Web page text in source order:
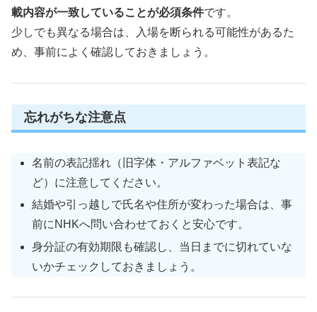
載内容が一致していることが必須条件です。
少しでも異なる場合は、入場を断られる可能性があるた
め、事前によく確認しておきましょう。
忘れがちな注意点
名前の表記揺れ（旧字体・アルファベット表記な
ど）に注意してください。
結婚や引っ越しで氏名や住所が変わった場合は、事
前にNHKへ問い合わせておくと安心です。
身分証の有効期限も確認し、当日までに切れていな
いかチェックしておきましょう。